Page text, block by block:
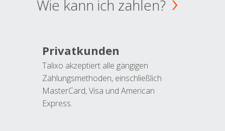
Wie kann ich zahlen?
Privatkunden
Talixo akzeptiert alle gängigen
Zahlungsmethoden, einschließlich
MasterCard, Visa und American
Express.